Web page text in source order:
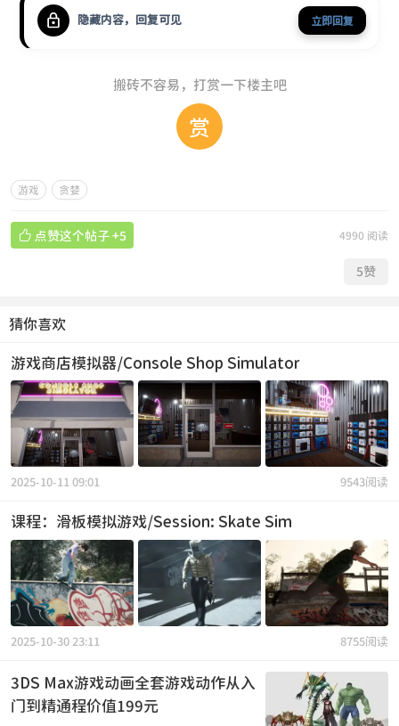
隐藏内容，回复可见 立即回复
搬砖不容易，打赏一下楼主吧
赏
游戏 贪婪
4990 阅读
 点赞这个帖子 +5
5赞
猜你喜欢
游戏商店模拟器/Console Shop Simulator
9543阅读
2025-10-11 09:01
课程：滑板模拟游戏/Session: Skate Sim
8755阅读
2025-10-30 23:11
3DS Max游戏动画全套游戏动作从入
门到精通程价值199元